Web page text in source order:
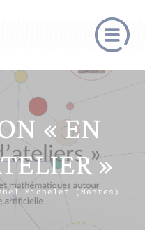
« EN
»
Michelet (Nantes)